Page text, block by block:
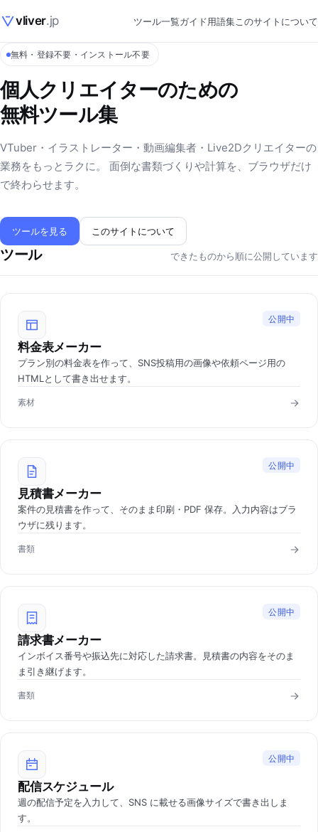
vliver.jp ツール一覧ガイド用語集このサイトについて
無料・登録不要・インストール不要
個人クリエイターのための
無料ツール集
VTuber・イラストレーター・動画編集者・Live2Dクリエイターの
業務をもっとラクに。 面倒な書類づくりや計算を、ブラウザだけ
で終わらせます。
ツールを見る このサイトについて
ツール できたものから順に公開しています
公開中
料金表メーカー
プラン別の料金表を作って、SNS投稿用の画像や依頼ページ用の
HTMLとして書き出せます。
素材
公開中
見積書メーカー
案件の見積書を作って、そのまま印刷・PDF 保存。入力内容はブラ
ウザに残ります。
書類
公開中
請求書メーカー
インボイス番号や振込先に対応した請求書。見積書の内容をそのま
ま引き継げます。
書類
公開中
配信スケジュール
週の配信予定を入力して、SNS に載せる画像サイズで書き出しま
す。